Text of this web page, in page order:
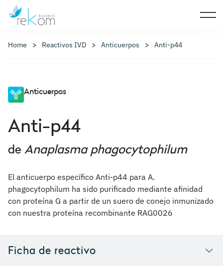
Home Reactivos IVD Anticuerpos Anti-p44
Anticuerpos
Anti-p44
de Anaplasma phagocytophilum
El anticuerpo específico Anti-p44 para A.
phagocytophilum ha sido purificado mediante afinidad
con proteína G a partir de un suero de conejo inmunizado
con nuestra proteína recombinante RAG0026
Ficha de reactivo